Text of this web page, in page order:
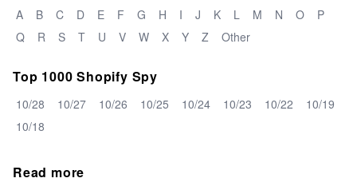
A B C D E F G H I J K L M N O
P
Q
R S T U V W X Y Z Other
Top 1000 Shopify Spy
10/28 10/27 10/26 10/25 10/24 10/23 10/22
10/19
10/18
Read more